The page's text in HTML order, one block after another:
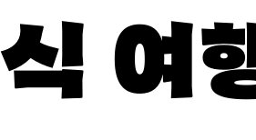
식 여